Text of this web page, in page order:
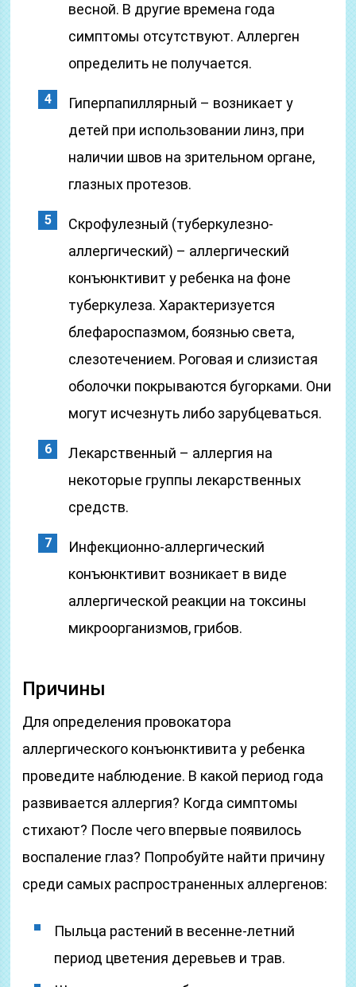
весной. В другие времена года
симптомы отсутствуют. Аллерген
определить не получается.
Гиперпапиллярный – возникает у
детей при использовании линз, при
наличии швов на зрительном органе,
глазных протезов.
Скрофулезный (туберкулезно-
аллергический) – аллергический
конъюнктивит у ребенка на фоне
туберкулеза. Характеризуется
блефароспазмом, боязнью света,
слезотечением. Роговая и слизистая
оболочки покрываются бугорками. Они
могут исчезнуть либо зарубцеваться.
Лекарственный – аллергия на
некоторые группы лекарственных
средств.
Инфекционно-аллергический
конъюнктивит возникает в виде
аллергической реакции на токсины
микроорганизмов, грибов.
Причины
Для определения провокатора
аллергического конъюнктивита у ребенка
проведите наблюдение. В какой период года
развивается аллергия? Когда симптомы
стихают? После чего впервые появилось
воспаление глаз? Попробуйте найти причину
среди самых распространенных аллергенов:
Пыльца растений в весенне-летний
период цветения деревьев и трав.